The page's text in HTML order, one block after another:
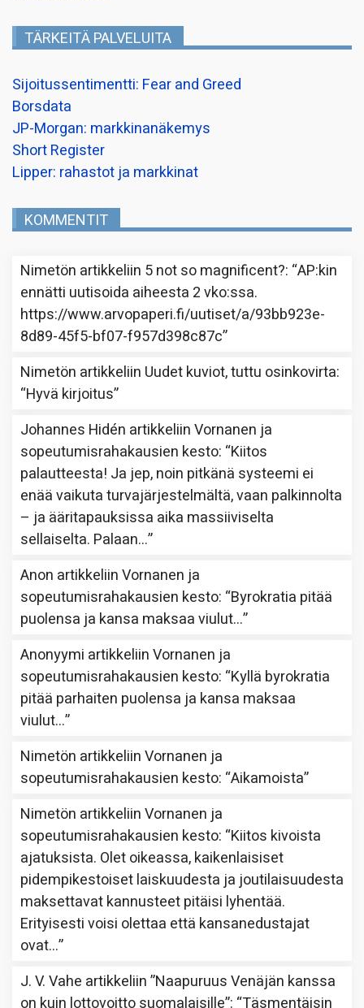
TÄRKEITÄ PALVELUITA
Sijoitussentimentti: Fear and Greed
Borsdata
JP-Morgan: markkinanäkemys
Short Register
Lipper: rahastot ja markkinat
KOMMENTIT
Nimetön artikkeliin 5 not so magnificent?: “AP:kin
ennätti uutisoida aiheesta 2 vko:ssa.
https://www.arvopaperi.fi/uutiset/a/93bb923e-
8d89-45f5-bf07-f957d398c87c”
Nimetön artikkeliin Uudet kuviot, tuttu osinkovirta:
“Hyvä kirjoitus”
Johannes Hidén artikkeliinVornanen ja
sopeutumisrahakausien kesto: “Kiitos
palautteesta! Ja jep, noin pitkänä systeemi ei
enää vaikuta turvajärjestelmältä, vaan palkinnolta
– ja ääritapauksissa aika massiiviselta
sellaiselta. Palaan…”
Anon artikkeliinVornanen ja
sopeutumisrahakausien kesto: “Byrokratia pitää
puolensa ja kansa maksaa viulut…”
Anonyymi artikkeliinVornanen ja
sopeutumisrahakausien kesto: “Kyllä byrokratia
pitää parhaiten puolensa ja kansa maksaa
viulut…”
Nimetön artikkeliinVornanen ja
sopeutumisrahakausien kesto: “Aikamoista”
Nimetön artikkeliinVornanen ja
sopeutumisrahakausien kesto: “Kiitos kivoista
ajatuksista. Olet oikeassa, kaikenlaisiset
pidempikestoiset laiskuudesta ja joutilaisuudesta
maksettavat kannusteet pitäisi lyhentää.
Erityisesti voisi olettaa että kansanedustajat
ovat…”
J. V. Vahe artikkeliin”Naapuruus Venäjän kanssa
on kuin lottovoitto suomalaisille”: “Täsmentäisin